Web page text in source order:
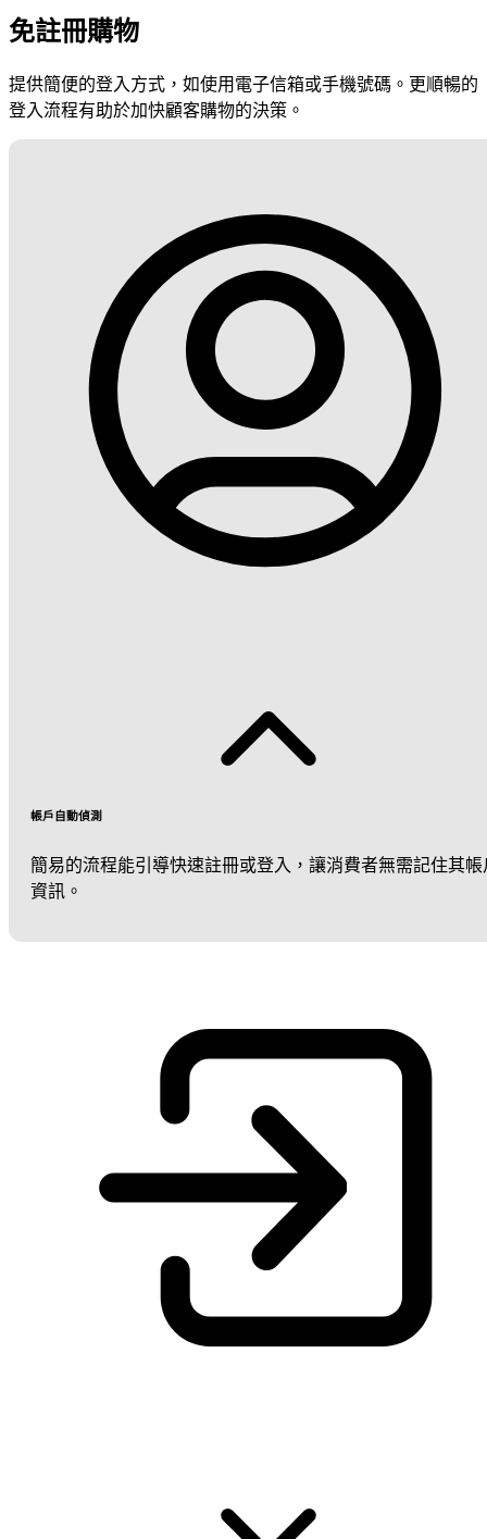
免註冊購物
提供簡便的登入方式，如使用電子信箱或手機號碼。更順暢的
登入流程有助於加快顧客購物的決策。
帳戶自動偵測
簡易的流程能引導快速註冊或登入，讓消費者無需記住其帳
資訊。